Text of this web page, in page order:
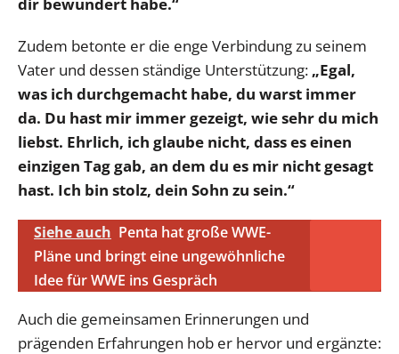
Zudem betonte er die enge Verbindung zu seinem
Vater und dessen ständige Unterstützung: „Egal,
was ich durchgemacht habe, du warst immer
da. Du hast mir immer gezeigt, wie sehr du mich
liebst. Ehrlich, ich glaube nicht, dass es einen
einzigen Tag gab, an dem du es mir nicht gesagt
hast. Ich bin stolz, dein Sohn zu sein.“
Siehe auch Penta hat große WWE-
Pläne und bringt eine ungewöhnliche
Idee für WWE ins Gespräch
Auch die gemeinsamen Erinnerungen und
prägenden Erfahrungen hob er hervor und ergänzte: